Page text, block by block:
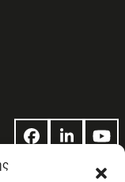
Facebook
LinkedIn